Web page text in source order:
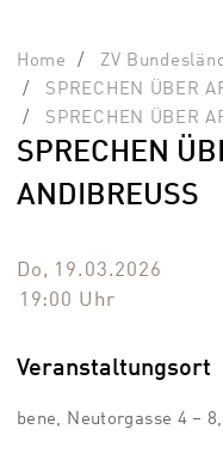
Home ZV
SPRECHEN ÜBER
SPRECHEN ÜBER
SPRECHEN
ANDIBREUSS
Do, 19.03.2026
19:00 Uhr
Veranstaltungsort
bene, Neutorgasse 4 –